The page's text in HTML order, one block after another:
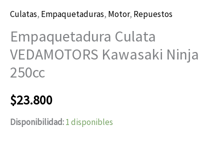
Culatas, Empaquetaduras, Motor, Repuestos
Empaquetadura Culata
VEDAMOTORS Kawasaki Ninja
250cc
$23.800
Disponibilidad:1 disponibles